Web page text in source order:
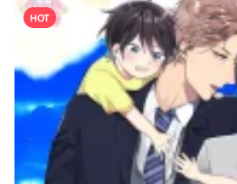
HOT